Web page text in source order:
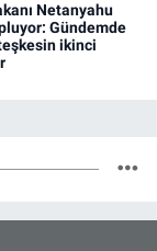
Netanyahu
Gündemde
ikinci